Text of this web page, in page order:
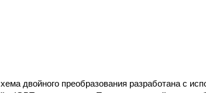
двойного преобразования разработана с